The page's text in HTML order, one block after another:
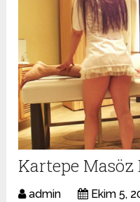
Kartepe
admin Ekim 5,